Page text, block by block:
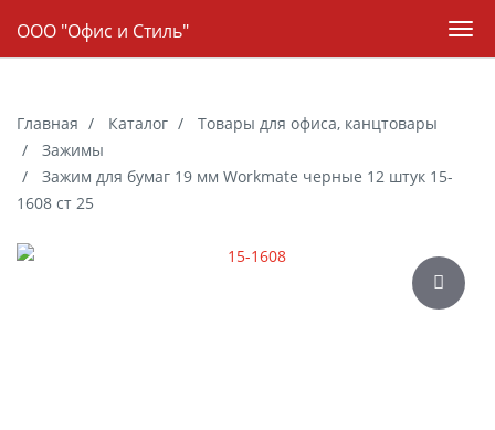
Навигация
ООО "Офис и Стиль"
Главная Каталог
Товары для офиса, канцтовары
Зажимы
Зажим для бумаг 19 мм Workmate черные 12 штук 15-
1608 ст 25
Галерея